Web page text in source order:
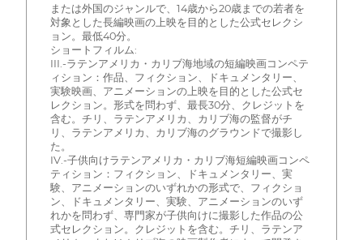
または外国のジャンルで、14歳から20歳までの若者を
対象とした長編映画の上映を目的とした公式セレクシ
ョン。最低40分。
ショートフィルム:
III.-ラテンアメリカ・カリブ海地域の短編映画コンペテ
ィション：作品、フィクション、ドキュメンタリー、
実験映画、アニメーションの上映を目的とした公式セ
レクション。形式を問わず、最長30分、クレジットを
含む。チリ、ラテンアメリカ、カリブ海の監督がチ
リ、ラテンアメリカ、カリブ海のグラウンドで撮影し
た。
IV.-子供向けラテンアメリカ・カリブ海短編映画コンペ
ティション：フィクション、ドキュメンタリー、実
験、アニメーションのいずれかの形式で、フィクショ
ン、ドキュメンタリー、実験、アニメーションのいず
れかを問わず、専門家が子供向けに撮影した作品の公
式セレクション。クレジットを含む。チリ、ラテンア